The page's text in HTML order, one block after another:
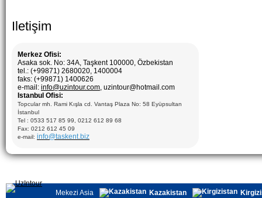
Iletişim
Merkez Ofisi:
Asaka sok. No: 34A, Taşkent 100000, Özbekistan
tel.: (+99871) 2680020, 1400004
faks: (+99871) 1400626
e-mail: info@uzintour.com, uzintour@hotmail.com
Istanbul Ofisi:
Topcular mh. Rami Kışla cd. Vantaş Plaza No: 58 Eyüpsultan
İstanbul
Tel : 0533 517 85 99, 0212 612 89 68
Fax: 0212 612 45 09
e-mail: info@taskent.biz
Mekezi Asia Kazakistan